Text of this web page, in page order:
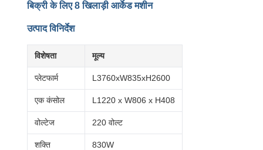
बिक्री के लिए 8 खिलाड़ी आर्केड मशीन
उत्पाद विनिर्देश
विशेषता मूल्य
प्लेटफार्म L3760xW835xH2600
एक कंसोल L1220 x W806 x H408
वोल्टेज 220 वोल्ट
शक्ति 830W